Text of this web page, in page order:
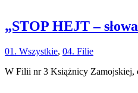
„STOP HEJT –
01. Wszystkie, 04. Filie
W Filii nr 3 Książnicy Zamojskiej,